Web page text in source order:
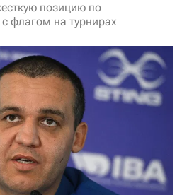
позицию по
флагом на турнирах